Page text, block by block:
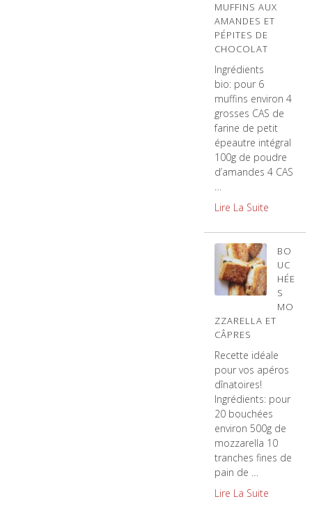
MUFFINS AUX
AMANDES ET
PÉPITES DE
CHOCOLAT
Ingrédients
bio: pour 6
muffins environ 4
grosses CAS de
farine de petit
épeautre intégral
100g de poudre
d’amandes 4 CAS
…
Lire La Suite
BO
UC
HÉE
S
MO
ZZARELLA ET
CÂPRES
Recette idéale
pour vos apéros
dînatoires!
Ingrédients: pour
20 bouchées
environ 500g de
mozzarella 10
tranches fines de
pain de …
Lire La Suite